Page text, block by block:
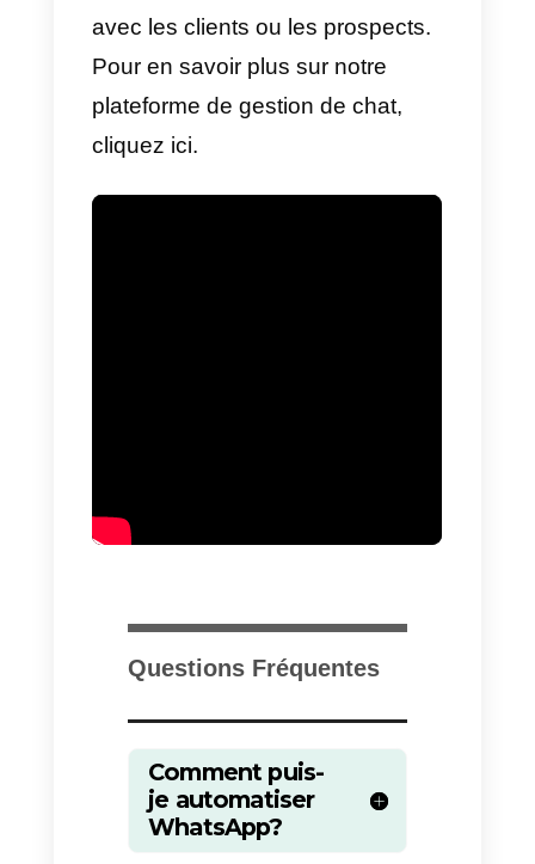
qu’il est capable de
avec la base de clients de
manière ponctuelle et
asynchrone,
moment le plus opportun pour le
expérience personnalisée à
collecte de données.
d’empathie et est difficile à
mettre en place,
compte tenu
des complexités qui peuvent